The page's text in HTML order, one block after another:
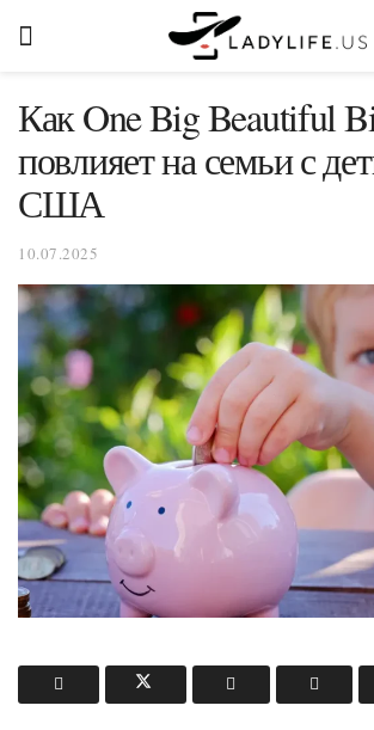
Как One Big Beautiful
повлияет на семьи с
США
10.07.2025